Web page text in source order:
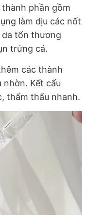
phần gồm
làm dịu các nốt
da tổn thương
trứng cá.
các thành
nhờn. Kết cấu
thẩm thấu nhanh.